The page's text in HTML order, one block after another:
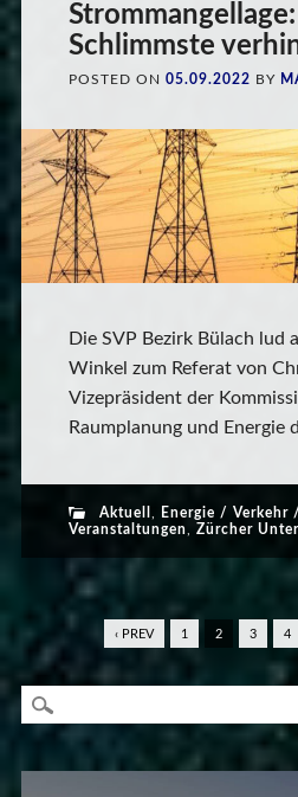
Schlimmste
POSTED ON 05.09.2022 BY
Die SVP Bezirk Bülach lud
Winkel zum Referat von
Vizepräsident der
Raumplanung und Energie
Aktuell , Energie / Verkehr
Veranstaltungen, Zürcher
‹ PREV 1 2 3 4